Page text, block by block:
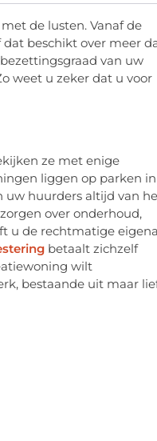
de lusten. Vanaf de
beschikt over meer
van uw
weet u zeker dat u voor
ze met enige
liggen op parken in
uw huurders altijd van
over onderhoud,
u de rechtmatige
betaalt zichzelf
wilt
bestaande uit maar